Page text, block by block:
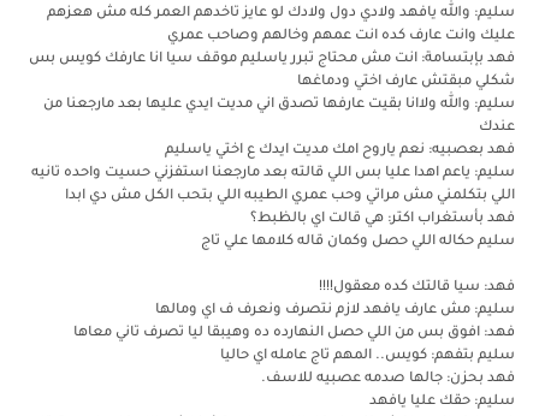
سليم: والله يافهد ولادي دول ولادك لو عايز تاخدهم العمر كله مش هعزهم
عليك وانت عارف كده انت عمهم وخالهم وصاحب عمري
فهد بإبتسامة: انت مش محتاج تبرر ياسليم موقف سيا انا عارفك كويس بس
شكلي مبقتش عارف اختي ودماغها
سليم: والله ولاانا بقيت عارفها تصدق اني مديت ايدي عليها بعد مارجعنا من
عندك
فهد بعصبيه: نعم ياروح امك مديت ايدك ع اختي ياسليم
سليم: ياعم اهدا عليا بس اللي قالته بعد مارجعنا استفزني حسيت واحده تانيه
اللي بتكلمني مش مراتي وحب عمري الطيبه اللي بتحب الكل مش دي ابدا
فهد بأستغراب اكتر: هي قالت اي بالظبط؟
سليم حكاله اللي حصل وكمان قاله كلامها علي تاج
فهد: سيا قالتك كده معقول!!!!
سليم: مش عارف يافهد لازم نتصرف ونعرف ف اي ومالها
فهد: افوق بس من اللي حصل النهارده ده وهيبقا ليا تصرف تاني معاها
سليم بتفهم: كويس.. المهم تاج عامله اي حاليا
فهد بحزن: جالها صدمه عصبيه للاسف.
سليم: حقك عليا يافهد